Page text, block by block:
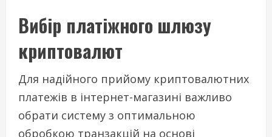
Вибір платіжного шлюзу
криптовалют
Для надійного прийому криптовалютних
платежів в інтернет-магазині важливо
обрати систему з оптимальною
обробкою транзакцій на основі